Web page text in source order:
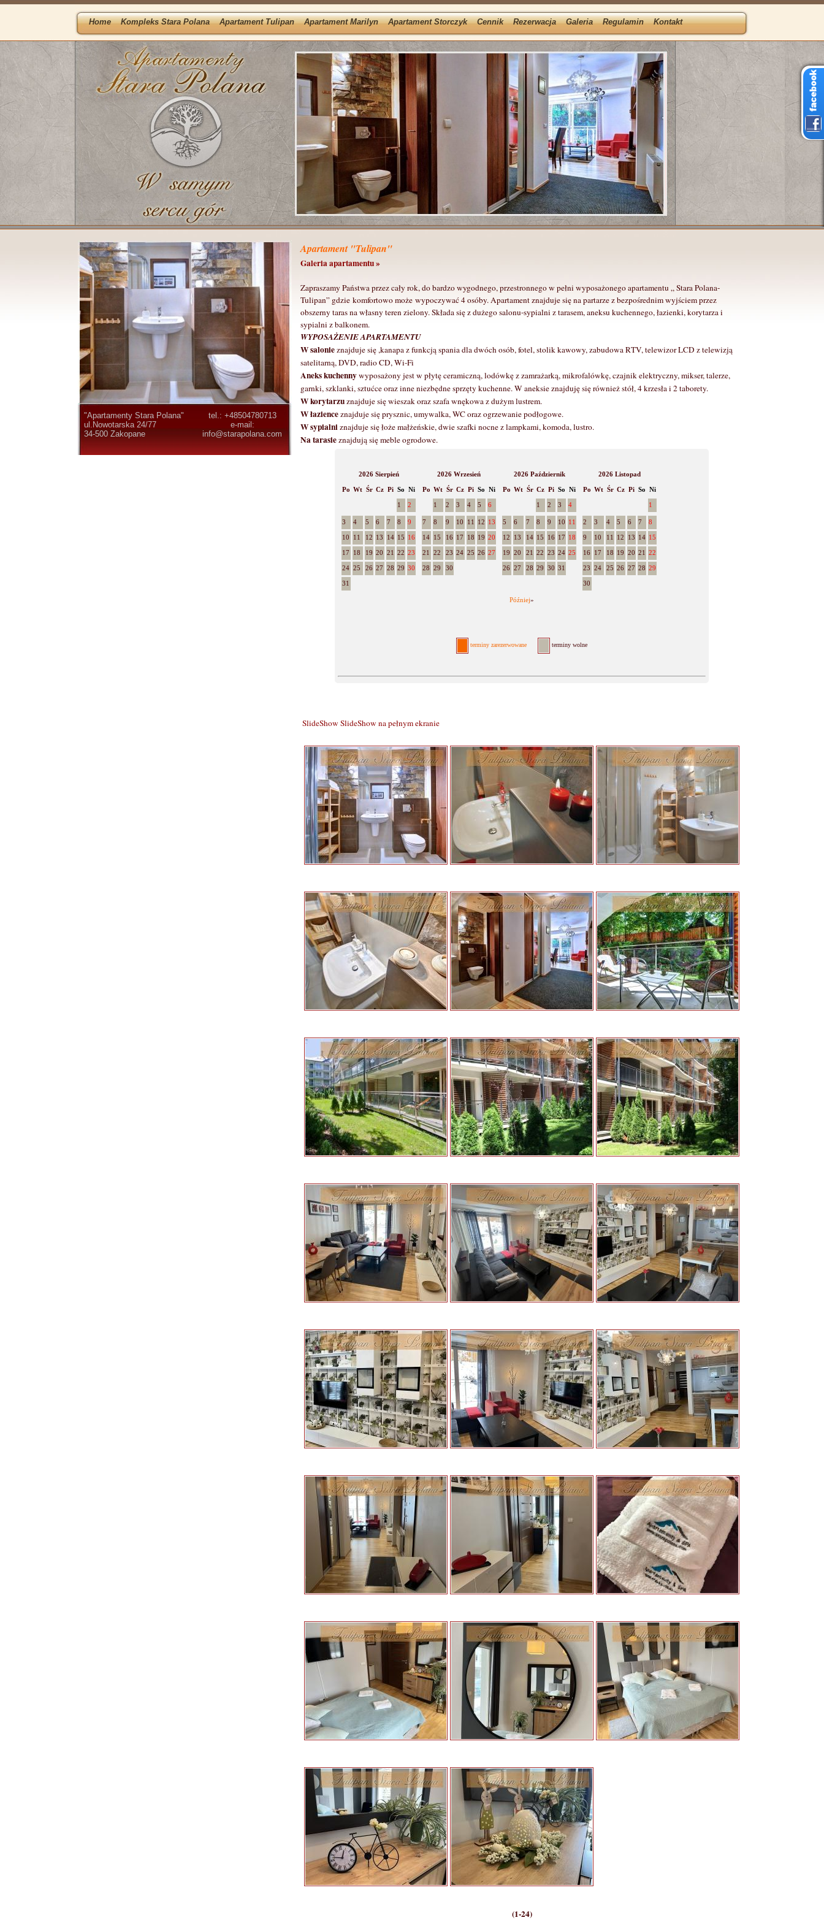
Home Kompleks Stara Polana Apartament Tulipan Apartament Marilyn Apartament Storczyk Cennik Rezerwacja Galeria Regulamin Kontakt
"Apartamenty Stara Polana"
ul.Nowotarska 24/77
34-500 Zakopane
tel.: +48504780713
e-mail:
info@starapolana.com
Apartament "Tulipan"
Galeria apartamentu »
Zapraszamy Państwa przez cały rok, do bardzo wygodnego, przestronnego w pełni wyposażonego apartamentu „ Stara Polana-
Tulipan” gdzie komfortowo może wypoczywać 4 osóby. Apartament znajduje się na partarze z bezpośrednim wyjściem przez
obszerny taras na własny teren zielony. Składa się z dużego salonu-sypialni z tarasem, aneksu kuchennego, łazienki, korytarza i
sypialni z balkonem.
WYPOSAŻENIE APARTAMENTU
W salonieznajduje się ,kanapa z funkcją spania dla dwóch osób, fotel, stolik kawowy, zabudowa RTV, telewizor LCD z telewizją
satelitarną, DVD, radio CD, Wi-Fi
Aneks kuchennywyposażony jest w płytę ceramiczną, lodówkę z zamrażarką, mikrofalówkę, czajnik elektryczny, mikser, talerze,
garnki, szklanki, sztućce oraz inne niezbędne sprzęty kuchenne. W aneksie znajduję się również stół, 4 krzesła i 2 taborety.
W korytarzuznajduje się wieszak oraz szafa wnękowa z dużym lustrem.
W łazienceznajduje się prysznic, umywalka, WC oraz ogrzewanie podłogowe.
W sypialniznajduje się łoże małżeńskie, dwie szafki nocne z lampkami, komoda, lustro.
Na tarasieznajdują się meble ogrodowe.
2026 Sierpień
Po Wt Śr Cz Pi So Ni
1 2
3 4 5 6 7 8 9
10 11 12 13 14 15 16
17 18 19 20 21 22 23
24 25 26 27 28 29 30
31
2026 Wrzesień
Po Wt Śr Cz Pi So Ni
1 2 3 4 5 6
7 8 9 10 11 12 13
14 15 16 17 18 19 20
21 22 23 24 25 26 27
28 29 30
2026 Październik
Po Wt Śr Cz Pi So Ni
1 2 3 4
5 6 7 8 9 10 11
12 13 14 15 16 17 18
19 20 21 22 23 24 25
26 27 28 29 30 31
2026 Listopad
Po Wt Śr Cz Pi So Ni
1
2 3 4 5 6 7 8
9 10 11 12 13 14 15
16 17 18 19 20 21 22
23 24 25 26 27 28 29
30
Później»
terminy zarezerwowane terminy wolne
SlideShow SlideShow na pełnym ekranie
(1-24)